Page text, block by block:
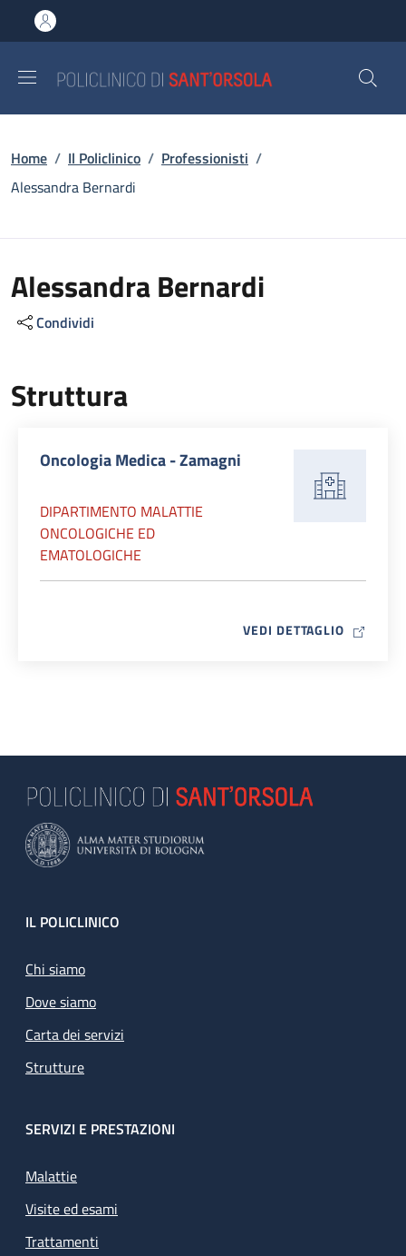
al contenuto principale
to footer content
Briciole di pane
Home / Il Policlinico / Professionisti /
Alessandra Bernardi
Alessandra Bernardi
Condividi
Struttura
Oncologia Medica - Zamagni
DIPARTIMENTO MALATTIE
ONCOLOGICHE ED
EMATOLOGICHE
VEDI DETTAGLIO MAP ICON
Footer
IL POLICLINICO
Chi siamo
Dove siamo
Carta dei servizi
Strutture
SERVIZI E PRESTAZIONI
Malattie
Visite ed esami
Trattamenti